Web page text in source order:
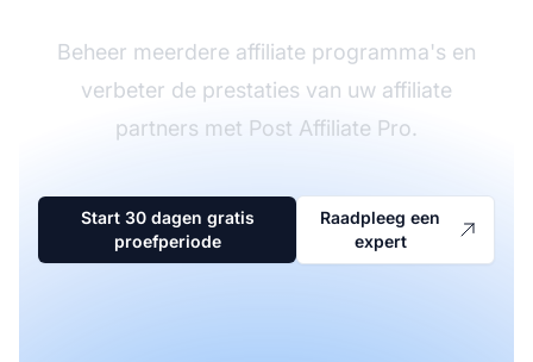
Beheer meerdere affiliate programma's en
verbeter de prestaties van uw affiliate
partners met Post Affiliate Pro.
Start 30 dagen gratis
proefperiode
Raadpleeg een
expert